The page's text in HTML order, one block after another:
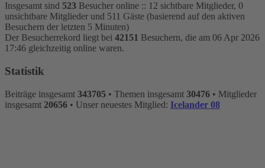
Insgesamt sind 523 Besucher online :: 12 sichtbare Mitglieder, 0
unsichtbare Mitglieder und 511 Gäste (basierend auf den aktiven
Besuchern der letzten 5 Minuten)
Der Besucherrekord liegt bei 42151 Besuchern, die am 06 Apr 2026
17:46 gleichzeitig online waren.
Statistik
Beiträge insgesamt 343705 • Themen insgesamt 30476 • Mitglieder
insgesamt 20656 • Unser neuestes Mitglied: Icelander 08